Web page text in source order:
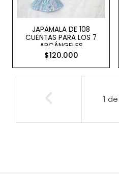
JAPAMALA DE 108
CUENTAS PARA LOS 7
ARCÁNGELES
$120.000
1 de